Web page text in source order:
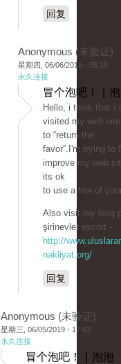
回复
Anonymous (未验证)
星期四, 06/06/2019 - 05:18
永久连接
冒个泡吧！ |
Hello, i think that i
visited my web
to “return the
favor”.I'm trying to
improve my web
its ok
to use a few of
Also visit my blog
şirinevler escort -
http://
nakliyat.org/
回复
Anonymous (未验证)
星期三, 06/05/2019 - 17:43
永久连接
冒个泡吧！ | 泡泡